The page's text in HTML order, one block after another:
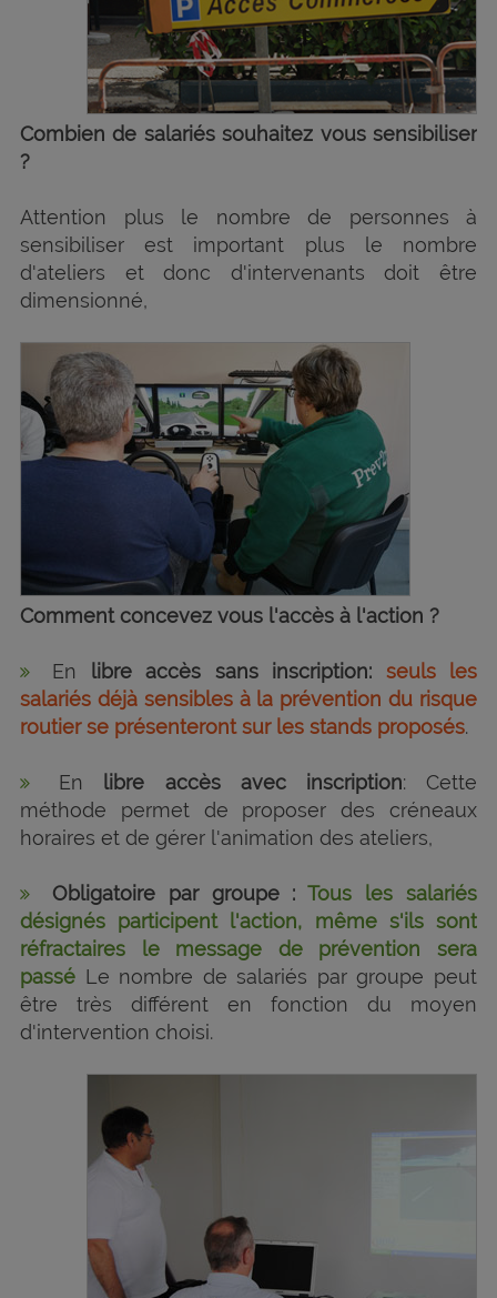
Combien de salariés souhaitez vous sensibiliser
?
Attention plus le nombre de personnes à
sensibiliser est important plus le nombre
d'ateliers et donc d'intervenants doit être
dimensionné,
Comment concevez vous l'accès à l'action ?
En libre accès sans inscription: seuls les
salariés déjà sensibles à la prévention du risque
routier se présenteront sur les stands proposés.
En libre accès avec inscription: Cette
méthode permet de proposer des créneaux
horaires et de gérer l'animation des ateliers,
Obligatoire par groupe :Tous les salariés
désignés participent l'action, même s'ils sont
réfractaires le message de prévention sera
passé Le nombre de salariés par groupe peut
être très différent en fonction du moyen
d'intervention choisi.